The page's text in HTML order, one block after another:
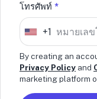
โทรศัพท์ *
U
n
i
t
+1
By creating an
Privacy Policy and
marketing platform